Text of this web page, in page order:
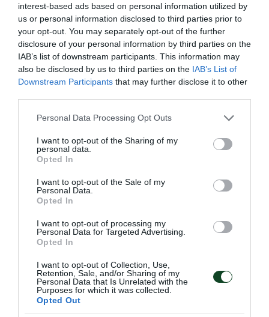
interest-based ads based on personal information utilized by
us or personal information disclosed to third parties prior to
your opt-out. You may separately opt-out of the further
disclosure of your personal information by third parties on the
IAB’s list of downstream participants. This information may
also be disclosed by us to third parties on the IAB’s List of
Downstream Participants that may further disclose it to other
Please note that this website/app uses one or more Google
not limited to your visit or usage behaviour. You may click to
grant or deny consent to Google and its third-party tags to
use your data for below specified purposes in below Google
consent section.
Personal Data Processing Opt Outs
I want to opt-out of the Sharing of my
personal data.
Opted In
I want to opt-out of the Sale of my
Personal Data.
Opted In
I want to opt-out of processing my
Personal Data for Targeted Advertising.
Opted In
I want to opt-out of Collection, Use,
Retention, Sale, and/or Sharing of my
Personal Data that Is Unrelated with the
Purposes for which it was collected.
Opted Out
4 Νοεμβρίου 1998
Παναθηναϊκός – Λανς 1-0
Δύο εβδομάδες μετά την ήττα στο Φελίξ
Μπολάρ, ο Παναθηναϊκός φιλοξένησε τη Λανς
του Champions League. Στις εξέδρες βρέθηκαν
περισσότεροι από 55.000 θεατές δημιουργώντας
μοναδική ατμόσφαιρα! Και το Τριφύλλι του
Βασίλη Δανιήλ ήταν εκρηκτικό πανηγυρίζοντας
μια σπουδαία νίκη με κεφαλιά-δυναμίτη του
Λεωνίδα Βόκολου στο 53’ έπειτα από